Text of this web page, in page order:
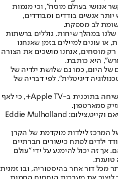
אנושי בעולם מוסח", וכי מגמות
אנשים בודדים ומבודדים,
לב מספקת.
במהלך שיחות, גוללים ברשתות
עונים למיילים בזמן שאנחנו
מוסחים, אנחנו מושכים את הצורה
היא כותבת.
של היום, כמו גם שלושת ילדיה של
דיגיטלית", לפי דבריה של
בעלה הנסיך וויליאם, שיתף במהלך שיחה בתוכנית ב-Apple TV+, כי לאף
סמארטפון.
לא מרשים סמארטפונים לילדים. ויליאם וקייט,צילום: Eddie Mulholland
המרכז לילדות מוקדמת של הקרן
ילדים לפתח כישורים חברתיים
אך זה יכול להימנע על ידי "עולם
טוענת.
מכל דור אחר בהיסטוריה, ובו זמנית